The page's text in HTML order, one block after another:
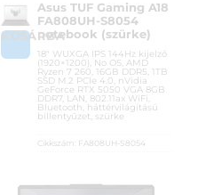
KOSÁRBA
Asus TUF Gaming A18
FA808UH-S8054
notebook (szürke)
18″ WUXGA IPS 144Hz kijelző
(1920×1200), No OS, AMD
Ryzen 7 260, 16GB DDR5, 1TB
SSD M.2 PCIe 4.0, nVidia
GeForce RTX 5050 VGA 8GB
DDR7, LAN, 802.11ax WiFi,
Bluetooth, háttérvilágítású
billentyűzet, szürke
Cikkszám: FA808UH-S8054